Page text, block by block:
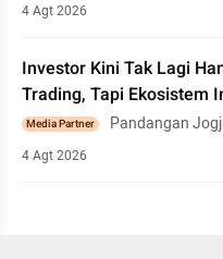
4 Agt 2026
Investor Kini Tak Lagi
Trading, Tapi Ekosistem
Media Partner Pandangan
4 Agt 2026